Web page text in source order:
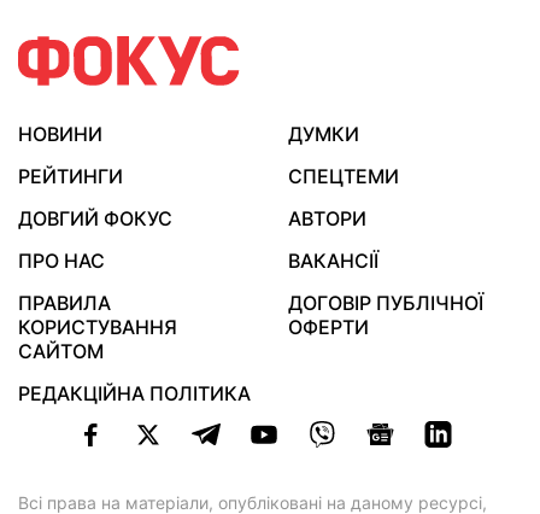
НОВИНИ
ДУМКИ
РЕЙТИНГИ
СПЕЦТЕМИ
ДОВГИЙ ФОКУС
АВТОРИ
ПРО НАС
ВАКАНСІЇ
ПРАВИЛА
КОРИСТУВАННЯ
САЙТОМ
ДОГОВІР ПУБЛІЧНОЇ
ОФЕРТИ
РЕДАКЦІЙНА ПОЛІТИКА
Всі права на матеріали, опубліковані на даному ресурсі,